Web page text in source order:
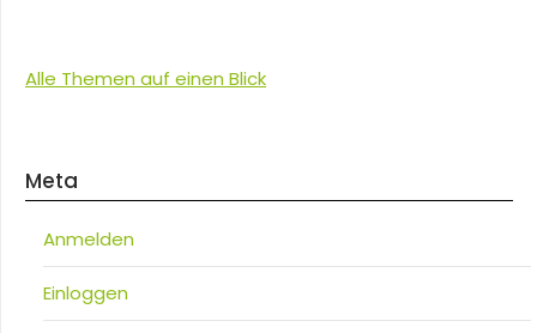
Alle Themen auf einen Blick
Meta
Anmelden
Einloggen